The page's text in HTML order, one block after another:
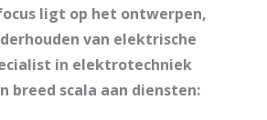
ligt op het ontwerpen,
van elektrische
in elektrotechniek
breed scala aan diensten: